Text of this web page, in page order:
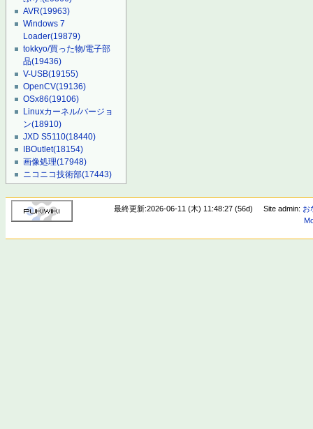
AVR(19963)
Windows 7
Loader(19879)
tokkyo/買った物/電子部
品(19436)
V-USB(19155)
OpenCV(19136)
OSx86(19106)
Linuxカーネル/バージョ
ン(18910)
JXD S5110(18440)
IBOutlet(18154)
画像処理(17948)
ニコニコ技術部(17443)
最終更新:2026-06-11 (木) 11:48:27 (56d) Site admin: お